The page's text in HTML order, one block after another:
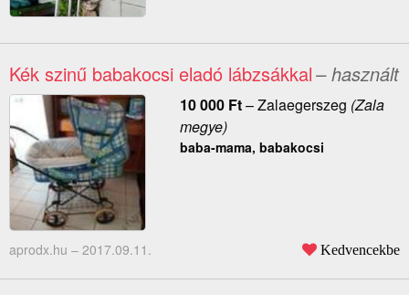
Kék szinű babakocsi eladó lábzsákkal– használt
10 000 Ft–Zalaegerszeg (Zala
megye)
baba-mama, babakocsi
aprodx.hu – 2017.09.11. Kedvencekbe